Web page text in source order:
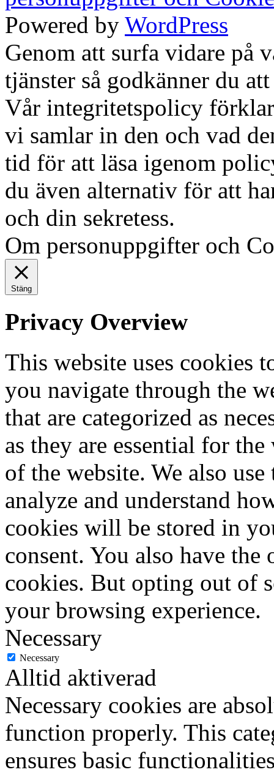
Powered by WordPress
Genom att surfa vidare på
tjänster så godkänner du
Vår integritetspolicy
vi samlar in den och vad
tid för att läsa igenom
du även alternativ för att
och din sekretess.
Om personuppgifter och
Stäng
Privacy Overview
This website uses cookies
you navigate through the
that are categorized as
as they are essential for
of the website. We also
analyze and understand
cookies will be stored in
consent. You also have
cookies. But opting out of
your browsing experience.
Necessary
Necessary
Alltid aktiverad
Necessary cookies are
function properly. This
ensures basic